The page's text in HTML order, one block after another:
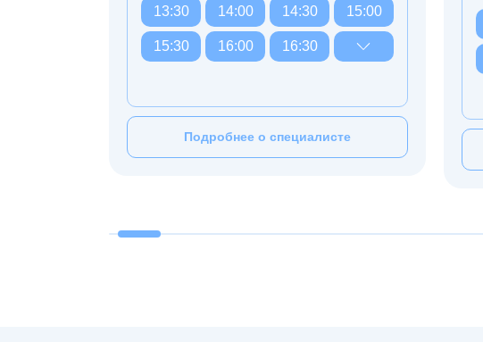
13:30 14:00 14:30 15:00
15:30 16:00 16:30
Подробнее о специалисте